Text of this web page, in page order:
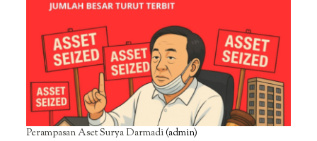
Perampasan Aset Surya Darmadi(admin)